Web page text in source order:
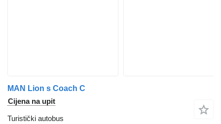
MAN Lion s Coach C
Cijena na upit
Turistički autobus